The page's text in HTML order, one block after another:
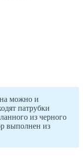
можно и
патрубки
из черного
выполнен из